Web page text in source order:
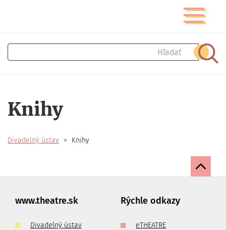
obsah
Prepnúť
navigáciu
Hľadať
Knihy
Divadelný ústav Knihy
www.theatre.sk
Divadelný ústav
Rýchle odkazy
eTHEATRE